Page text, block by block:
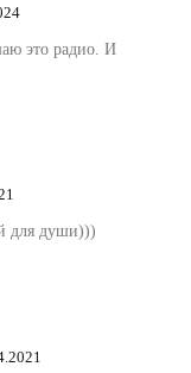
это радио. И
для души)))